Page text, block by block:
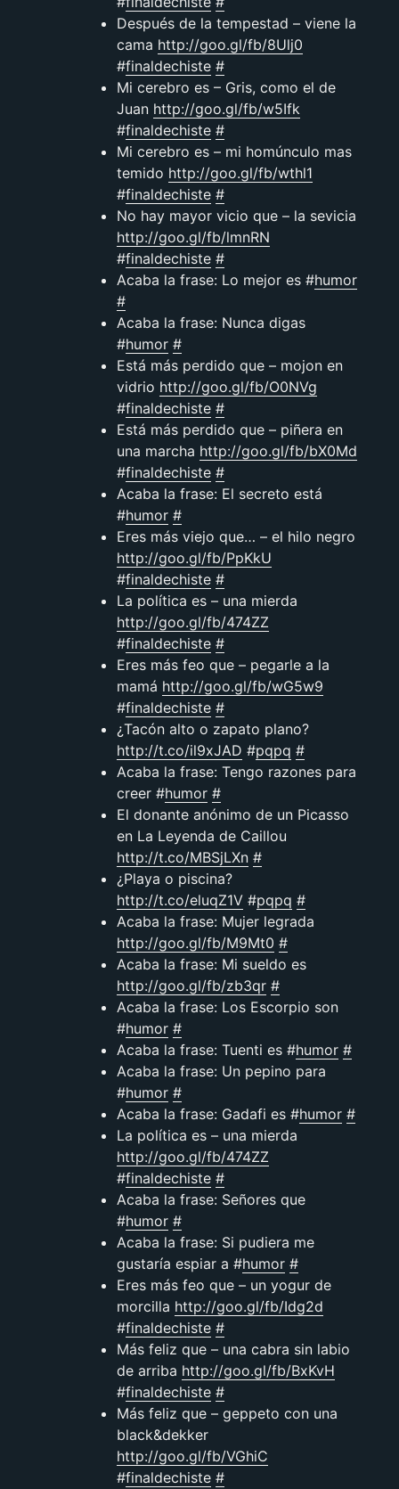
Después de la tempestad – viene la
cama http://goo.gl/fb/8Ulj0
#finaldechiste #
Mi cerebro es – Gris, como el de
Juan http://goo.gl/fb/w5Ifk
#finaldechiste #
Mi cerebro es – mi homúnculo mas
temido http://goo.gl/fb/wthl1
#finaldechiste #
No hay mayor vicio que – la sevicia
http://goo.gl/fb/lmnRN
#finaldechiste #
Acaba la frase: Lo mejor es #humor
#
Acaba la frase: Nunca digas
#humor #
Está más perdido que – mojon en
vidrio http://goo.gl/fb/O0NVg
#finaldechiste #
Está más perdido que – piñera en
una marcha http://goo.gl/fb/bX0Md
#finaldechiste #
Acaba la frase: El secreto está
#humor #
Eres más viejo que… – el hilo negro
http://goo.gl/fb/PpKkU
#finaldechiste #
La política es – una mierda
http://goo.gl/fb/474ZZ
#finaldechiste #
Eres más feo que – pegarle a la
mamá http://goo.gl/fb/wG5w9
#finaldechiste #
¿Tacón alto o zapato plano?
http://t.co/il9xJAD #pqpq #
Acaba la frase: Tengo razones para
creer #humor #
El donante anónimo de un Picasso
en La Leyenda de Caillou
http://t.co/MBSjLXn #
¿Playa o piscina?
http://t.co/eluqZ1V#pqpq #
Acaba la frase: Mujer legrada
http://goo.gl/fb/M9Mt0 #
Acaba la frase: Mi sueldo es
http://goo.gl/fb/zb3qr #
Acaba la frase: Los Escorpio son
#humor #
Acaba la frase: Tuenti es #humor #
Acaba la frase: Un pepino para
#humor #
Acaba la frase: Gadafi es #humor #
La política es – una mierda
http://goo.gl/fb/474ZZ
#finaldechiste #
Acaba la frase: Señores que
#humor #
Acaba la frase: Si pudiera me
gustaría espiar a #humor #
Eres más feo que – un yogur de
morcilla http://goo.gl/fb/Idg2d
#finaldechiste #
Más feliz que – una cabra sin labio
de arriba http://goo.gl/fb/BxKvH
#finaldechiste #
Más feliz que – geppeto con una
black&dekker
http://goo.gl/fb/VGhiC
#finaldechiste #